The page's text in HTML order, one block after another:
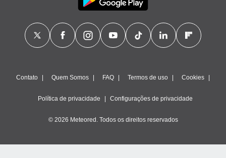
Contato Quem Somos FAQ Termos de uso Cookies
Política de privacidade Configurações de privacidade
© 2026 Meteored. Todos os direitos reservados